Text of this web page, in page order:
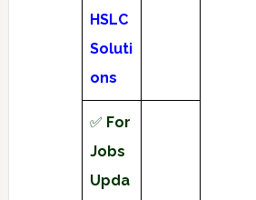
HSLC
Soluti
ons
✅ For
Jobs
Upda